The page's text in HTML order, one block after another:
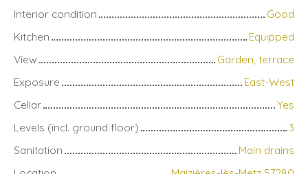
Interior condition
Good
Kitchen
Equipped
View
Garden, terrace
Exposure
East-West
Cellar
Yes
Levels (incl. ground floor)
3
Sanitation
Main drains